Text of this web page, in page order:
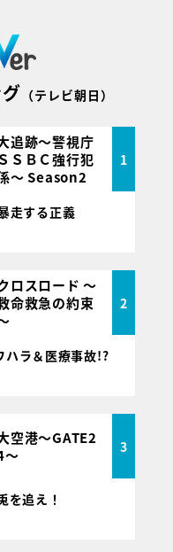
（テレビ朝日）
追跡～警視庁
ＳＳＢＣ強行犯
～ Season2
1
走する正義
ロスロード ～
命救急の約束
2
ラ＆医療事故!?
空港～GATE2
～
3
を追え！